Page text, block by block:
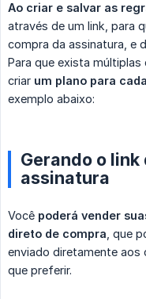
Ao criar e salvar as
através de um link, para
compra da assinatura, e
Para que exista
criar um plano para
exemplo abaixo:
Gerando o
assinatura
Você poderá vender
direto de compra , que
enviado diretamente
que preferir.